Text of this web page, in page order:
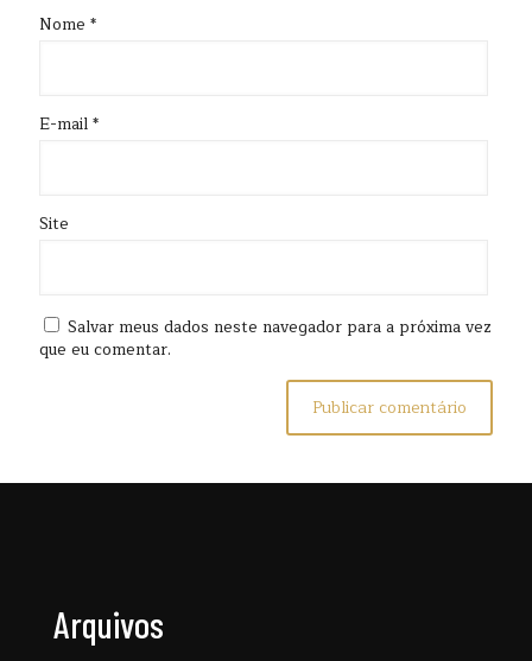
Nome *
E-mail*
Site
Salvar meus dados neste navegador para a próxima vez
que eu comentar.
Arquivos